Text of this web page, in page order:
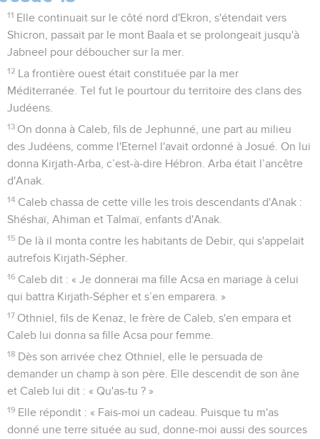
11 Elle continuait sur le côté nord d'Ekron, s'étendait vers
Shicron, passait par le mont Baala et se prolongeait jusqu'à
Jabneel pour déboucher sur la mer.
12
La frontière ouest était constituée par la mer
Méditerranée. Tel fut le pourtour du territoire des clans des
Judéens.
13 On donna à Caleb, fils de Jephunné, une part au milieu
des Judéens, comme l'Eternel l'avait ordonné à Josué. On lui
donna Kirjath-Arba, c’est-à-dire Hébron. Arba était l’ancêtre
d'Anak.
14 Caleb chassa de cette ville les trois descendants d'Anak :
Shéshaï, Ahiman et Talmaï, enfants d'Anak.
15 De là il monta contre les habitants de Debir, qui s'appelait
autrefois Kirjath-Sépher.
16 Caleb dit : « Je donnerai ma fille Acsa en mariage à celui
qui battra Kirjath-Sépher et s’en emparera. »
17 Othniel, fils de Kenaz, le frère de Caleb, s'en empara et
Caleb lui donna sa fille Acsa pour femme.
18 Dès son arrivée chez Othniel, elle le persuada de
demander un champ à son père. Elle descendit de son âne
et Caleb lui dit : « Qu'as-tu ? »
19 Elle répondit : « Fais-moi un cadeau. Puisque tu m'as
donné une terre située au sud, donne-moi aussi des sources